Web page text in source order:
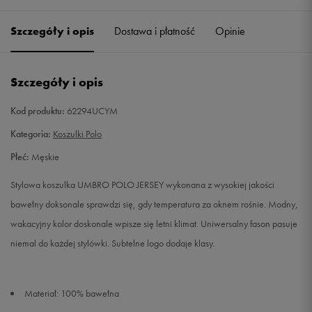
L Powiadom o dostępności
Szczegóły i opis Dostawa i płatność Opinie
Szczegóły i opis
Kod produktu: 62294UCYM
Kategoria: Koszulki Polo
Płeć: Męskie
Stylowa koszulka UMBRO POLO JERSEY wykonana z wysokiej jakości
bawełny doksonale sprawdzi się, gdy temperatura za oknem rośnie. Modny,
wakacyjny kolor doskonale wpisze się letni klimat. Uniwersalny fason pasuje
niemal do każdej stylówki. Subtelne logo dodaje klasy.
Materiał: 100% bawełna